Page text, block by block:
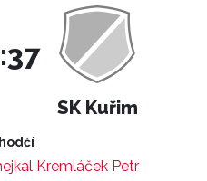
SK Kuřim
Kremláček Petr